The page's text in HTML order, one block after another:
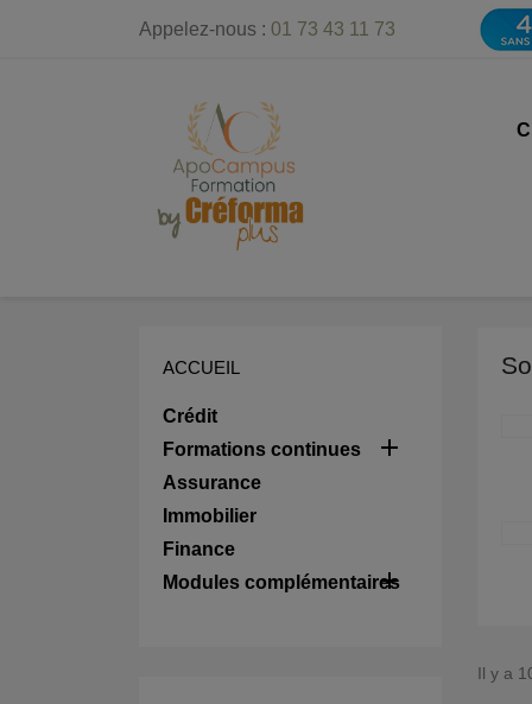
Appelez-nous : 01 73 43 11 73
ACCUEIL
Crédit
Formations continues

Assurance
Immobilier
Finance
Modules complémentaires

Il y a